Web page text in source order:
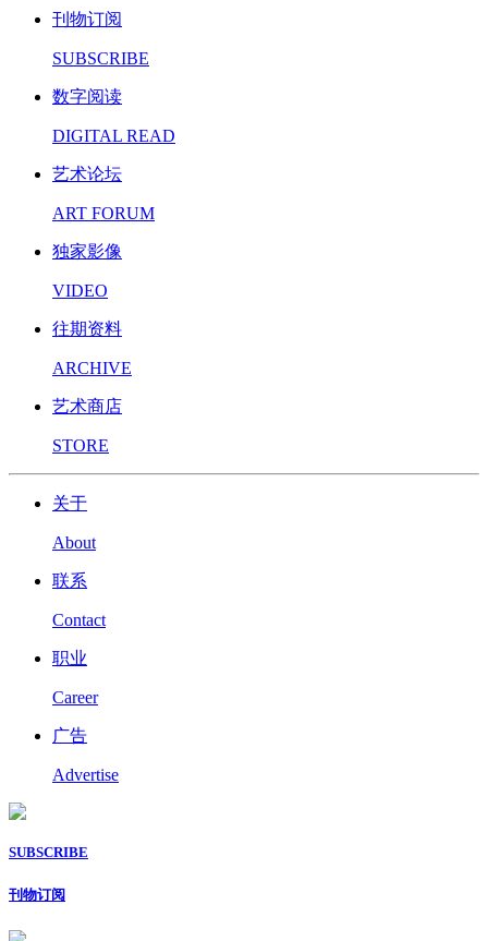
刊物订阅
SUBSCRIBE
数字阅读
DIGITAL READ
艺术论坛
ART FORUM
独家影像
VIDEO
往期资料
ARCHIVE
艺术商店
STORE
关于
About
联系
Contact
职业
Career
广告
Advertise
SUBSCRIBE
刊物订阅